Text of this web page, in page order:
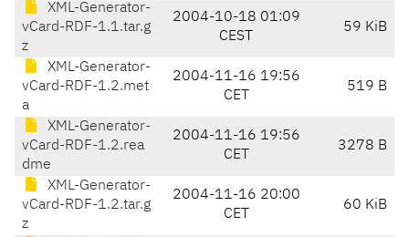
XML-Generator-
vCard-RDF-1.1.tar.g
z
2004-10-18 01:09
CEST
59 KiB
XML-Generator-
vCard-RDF-1.2.met
a
2004-11-16 19:56
CET
519 B
XML-Generator-
vCard-RDF-1.2.rea
dme
2004-11-16 19:56
CET
3278 B
XML-Generator-
vCard-RDF-1.2.tar.g
z
2004-11-16 20:00
CET
60 KiB